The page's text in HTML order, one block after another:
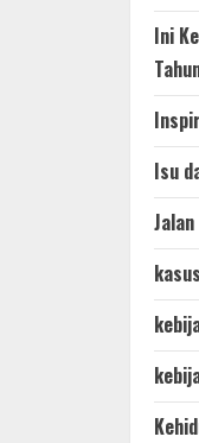
Ini
Isu